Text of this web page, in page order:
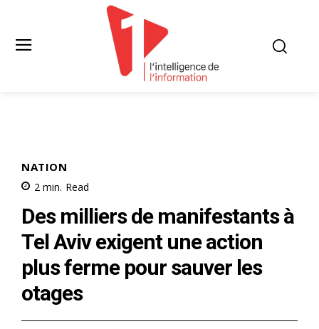
NATION
2 min. Read
Des milliers de manifestants à
Tel Aviv exigent une action
plus ferme pour sauver les
otages